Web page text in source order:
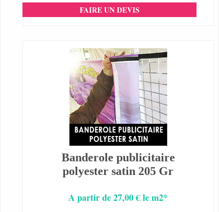
FAIRE UN DEVIS
Banderole publicitaire
polyester satin 205 Gr
A partir de 27,00 € le m2*